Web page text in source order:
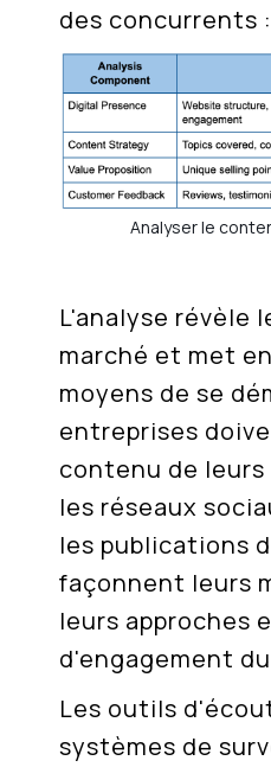
des concurrents :
Analyser le
L'analyse révèle
marché et met
moyens de se
entreprises
contenu de
les réseaux
les publications
façonnent leurs
leurs approches
d'engagement
Les outils
systèmes de